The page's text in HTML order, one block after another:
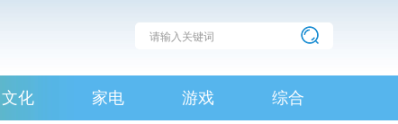
文化 家电 游戏 综合